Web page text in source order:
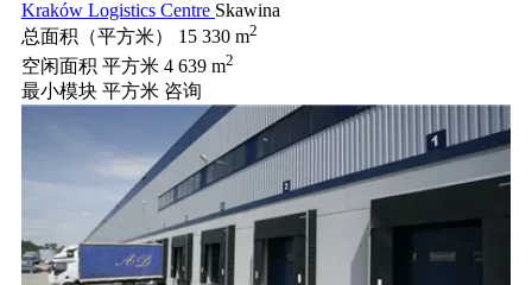
Kraków Logistics Centre Skawina
总面积（平方米）
15 330 m2
空闲面积 平方米 4 639 m2
最小模块 平方米 咨询